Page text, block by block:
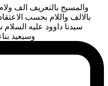
والمسيح بالتعريف الف
بالالف واللام بحسب
سيدنا داوود عليه
وسيعيد